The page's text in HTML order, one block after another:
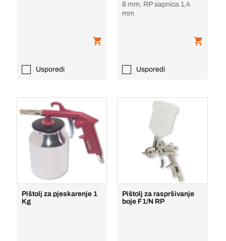
Usporedi
8 mm, RP sapnica 1,4
mm
Usporedi
Pištolj za pjeskarenje 1
Kg
Pištolj za raspršivanje
boje F1/N RP